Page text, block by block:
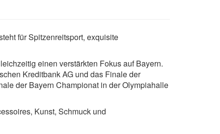
für Spitzenreitsport, exquisite
einen verstärkten Fokus auf Bayern.
Kreditbank AG und das Finale der
der Bayern Championat in der Olympiahalle
Kunst, Schmuck und